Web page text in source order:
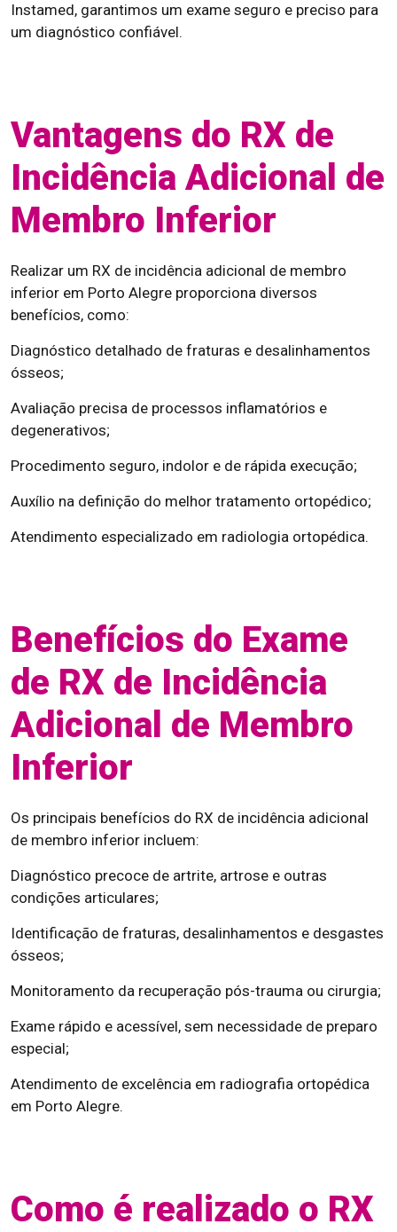
Instamed, garantimos um exame seguro e preciso para
um diagnóstico confiável.
Vantagens do RX de
Incidência Adicional de
Membro Inferior
Realizar um RX de incidência adicional de membro
inferior em Porto Alegre proporciona diversos
benefícios, como:
Diagnóstico detalhado de fraturas e desalinhamentos
ósseos;
Avaliação precisa de processos inflamatórios e
degenerativos;
Procedimento seguro, indolor e de rápida execução;
Auxílio na definição do melhor tratamento ortopédico;
Atendimento especializado em radiologia ortopédica.
Benefícios do Exame
de RX de Incidência
Adicional de Membro
Inferior
Os principais benefícios do RX de incidência adicional
de membro inferior incluem:
Diagnóstico precoce de artrite, artrose e outras
condições articulares;
Identificação de fraturas, desalinhamentos e desgastes
ósseos;
Monitoramento da recuperação pós-trauma ou cirurgia;
Exame rápido e acessível, sem necessidade de preparo
especial;
Atendimento de excelência em radiografia ortopédica
em Porto Alegre.
Como é realizado o RX